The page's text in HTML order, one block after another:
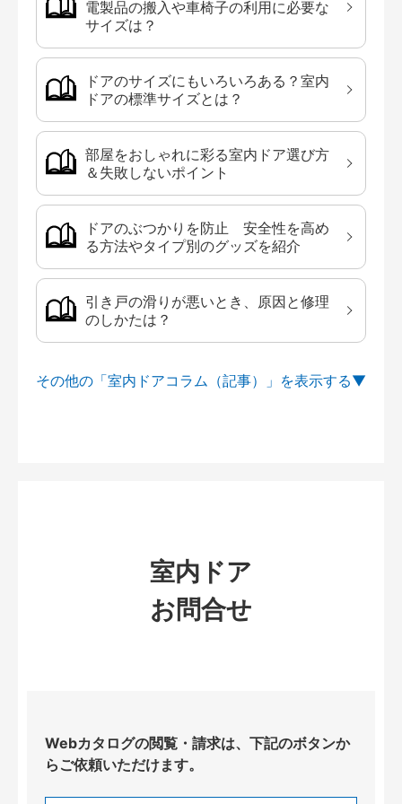
電製品の搬入や車椅子の利用に必要な
サイズは？
ドアのサイズにもいろいろある？室内
ドアの標準サイズとは？
部屋をおしゃれに彩る室内ドア選び方
＆失敗しないポイント
ドアのぶつかりを防止 安全性を高め
る方法やタイプ別のグッズを紹介
引き戸の滑りが悪いとき、原因と修理
のしかたは？
その他の「室内ドアコラム（記事）」を
室内ドア
お問合せ
Webカタログの閲覧・請求は、下記のボタンか
らご依頼いただけます。